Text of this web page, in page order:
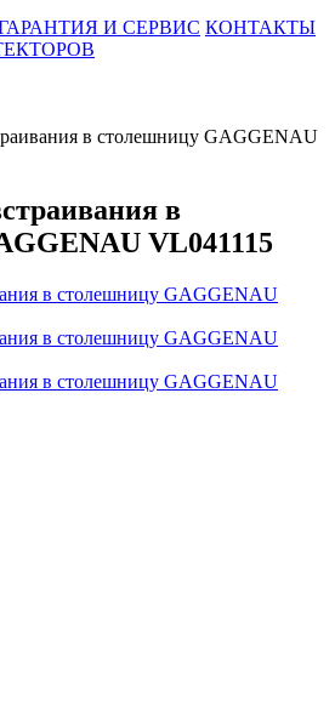
И СЕРВИС КОНТАКТЫ
в столешницу GAGGENAU
в
VL041115